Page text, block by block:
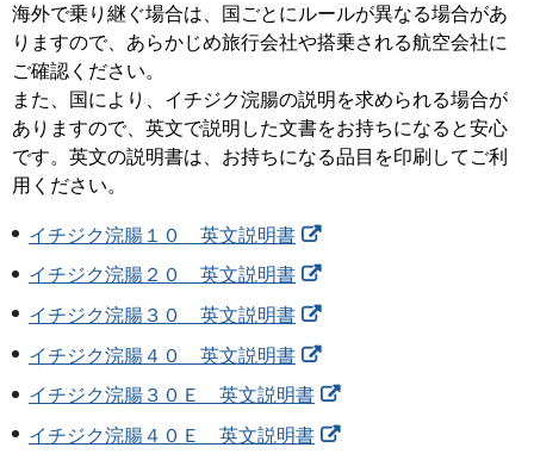
海外で乗り継ぐ場合は、国ごとにルールが異なる場合があ
りますので、あらかじめ旅行会社や搭乗される航空会社に
ご確認ください。
また、国により、イチジク浣腸の説明を求められる場合が
ありますので、英文で説明した文書をお持ちになると安心
です。英文の説明書は、お持ちになる品目を印刷してご利
用ください。
イチジク浣腸１０ 英文説明書
イチジク浣腸２０ 英文説明書
イチジク浣腸３０ 英文説明書
イチジク浣腸４０ 英文説明書
イチジク浣腸３０Ｅ 英文説明書
イチジク浣腸４０Ｅ 英文説明書